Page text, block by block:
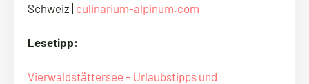
Schweiz | culinarium-alpinum.com
Lesetipp:
Vierwaldstättersee – Urlaubstipps und